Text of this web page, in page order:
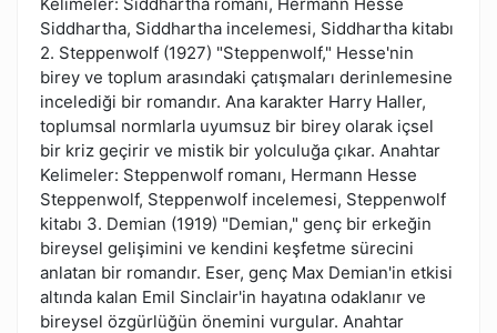
Siddhartha, Siddhartha incelemesi, Siddhartha kitabı
2. Steppenwolf (1927) "Steppenwolf," Hesse'nin
birey ve toplum arasındaki çatışmaları derinlemesine
incelediği bir romandır. Ana karakter Harry Haller,
toplumsal normlarla uyumsuz bir birey olarak içsel
bir kriz geçirir ve mistik bir yolculuğa çıkar. Anahtar
Kelimeler: Steppenwolf romanı, Hermann Hesse
Steppenwolf, Steppenwolf incelemesi, Steppenwolf
kitabı 3. Demian (1919) "Demian," genç bir erkeğin
bireysel gelişimini ve kendini keşfetme sürecini
anlatan bir romandır. Eser, genç Max Demian'in etkisi
altında kalan Emil Sinclair'in hayatına odaklanır ve
bireysel özgürlüğün önemini vurgular. Anahtar